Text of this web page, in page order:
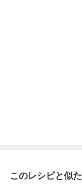
このレシピと似